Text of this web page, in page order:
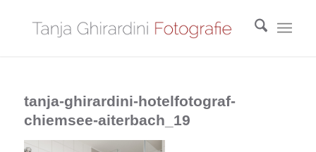
tanja-ghirardini-hotelfotograf-
chiemsee-aiterbach_19